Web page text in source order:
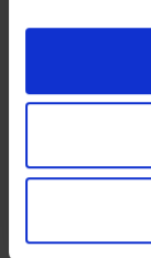
Ihrer
Mit
beraten wir Sie